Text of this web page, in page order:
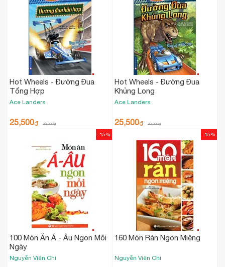
Hot Wheels - Đường Đua
Tổng Hợp
Ace Landers
25,500₫ 30,000₫
Hot Wheels - Đường Đua
Khủng Long
Ace Landers
25,500₫ 30,000₫
100 Món Ăn Á - Âu Ngon Mỗi
Ngày
Nguyễn Viên Chi
-15%
160 Món Rán Ngon Miệng
Nguyễn Viên Chi
-15%